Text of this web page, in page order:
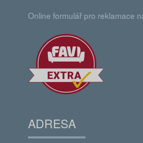
Online formulář pro reklamace
ADRESA